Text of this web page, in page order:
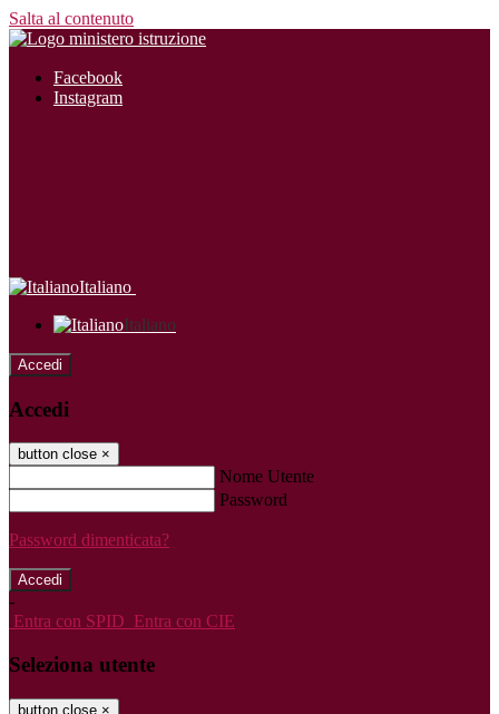
Salta al contenuto
Facebook
Instagram
Italiano
Italiano
Accedi
Accedi
button close ×
Nome Utente
Password
Password dimenticata?
-
Entra con SPID Entra con CIE
Seleziona utente
button close ×